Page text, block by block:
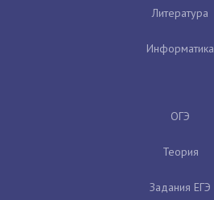
Литература
Информатика
ОГЭ
Теория
Задания ЕГЭ